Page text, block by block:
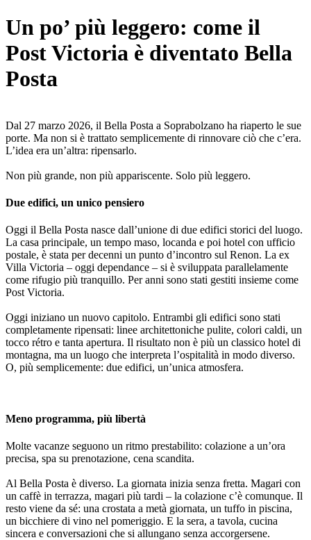
Un po’ più leggero: come il
Post Victoria è diventato Bella
Posta
Dal 27 marzo 2026, il Bella Posta a Soprabolzano ha riaperto le sue
porte. Ma non si è trattato semplicemente di rinnovare ciò che c’era.
L’idea era un’altra: ripensarlo.
Non più grande, non più appariscente. Solo più leggero.
Due edifici, un unico pensiero
Oggi il Bella Posta nasce dall’unione di due edifici storici del luogo.
La casa principale, un tempo maso, locanda e poi hotel con ufficio
postale, è stata per decenni un punto d’incontro sul Renon. La ex
Villa Victoria – oggi dependance – si è sviluppata parallelamente
come rifugio più tranquillo. Per anni sono stati gestiti insieme come
Post Victoria.
Oggi iniziano un nuovo capitolo. Entrambi gli edifici sono stati
completamente ripensati: linee architettoniche pulite, colori caldi, un
tocco rétro e tanta apertura. Il risultato non è più un classico hotel di
montagna, ma un luogo che interpreta l’ospitalità in modo diverso.
O, più semplicemente: due edifici, un’unica atmosfera.
Meno programma, più libertà
Molte vacanze seguono un ritmo prestabilito: colazione a un’ora
precisa, spa su prenotazione, cena scandita.
Al Bella Posta è diverso. La giornata inizia senza fretta. Magari con
un caffè in terrazza, magari più tardi – la colazione c’è comunque. Il
resto viene da sé: una crostata a metà giornata, un tuffo in piscina,
un bicchiere di vino nel pomeriggio. E la sera, a tavola, cucina
sincera e conversazioni che si allungano senza accorgersene.